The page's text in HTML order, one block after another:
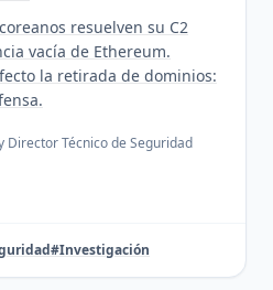
resuelven su C2
vacía de Ethereum.
la retirada de dominios:
y Director Técnico de Seguridad
#Investigación